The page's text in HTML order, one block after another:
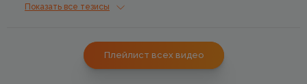
Показать все тезисы
Плейлист всех видео